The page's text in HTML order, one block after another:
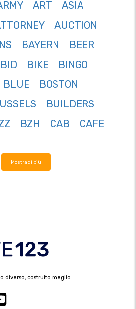
ART
ASIA
AUCTION
BAYERN
BEER
BID BIKE
BINGO
BLUE
BOSTON
BUILDERS
BZH CAB
CAFE
Mostra di più
diverso, costruito meglio.